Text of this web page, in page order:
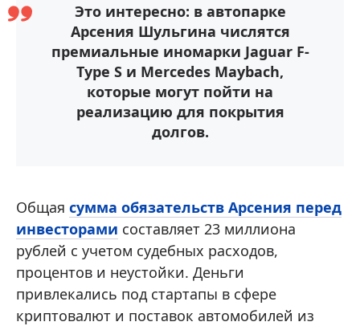
Это интересно: в автопарке
Арсения Шульгина числятся
премиальные иномарки Jaguar F-
Type S и Mercedes Maybach,
которые могут пойти на
реализацию для покрытия
долгов.
Общая сумма обязательств Арсения перед
инвесторами составляет 23 миллиона
рублей с учетом судебных расходов,
процентов и неустойки. Деньги
привлекались под стартапы в сфере
криптовалют и поставок автомобилей из